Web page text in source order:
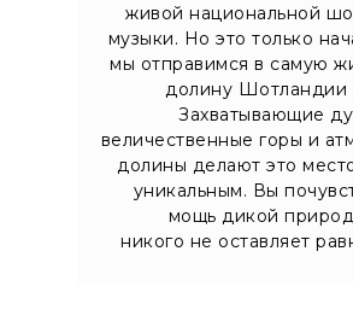
живой национальной
музыки. Но это только
мы отправимся в самую
долину
Захватывающие
величественные горы и
долины делают это
уникальным. Вы
мощь дикой
никого не оставляет